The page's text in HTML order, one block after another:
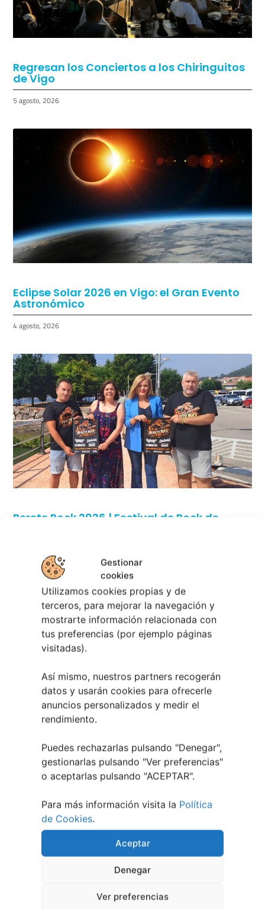
Gestionar
cookies
Utilizamos cookies propias y de
terceros, para mejorar la navegación y
mostrarte información relacionada con
tus preferencias (por ejemplo páginas
visitadas).
Así mismo, nuestros partners recogerán
datos y usarán cookies para ofrecerle
anuncios personalizados y medir el
rendimiento.
Puedes rechazarlas pulsando "Denegar",
gestionarlas pulsando "Ver preferencias"
o aceptarlas pulsando "ACEPTAR".
Para más información visita la Política
de Cookies.
Aceptar
Denegar
Ver preferencias
Regresan los Conciertos a los Chiringuitos
de Vigo
5 agosto, 2026
Eclipse Solar 2026 en Vigo: el Gran Evento
Astronómico
4 agosto, 2026
Berete Rock 2026 | Festival de Rock de
Noticias de Ourenseplan
Festival Noites Teatrais de Vilamarín 2026
julio, 2026
Verano Cultural de Seixalbo 2026 31 mayo,
2026
A bailar! | Espectáculo en Baños de Molga
Noticias de Pontevedraplan
Así serán las Fiestas de la Peregrina 2026
agosto, 2026
de Pontevedra reunirá a grandes músicos del 3
al 7 de agosto 27 julio, 2026
Vilaboa | Verano Cultural 2026 2 julio, 2026